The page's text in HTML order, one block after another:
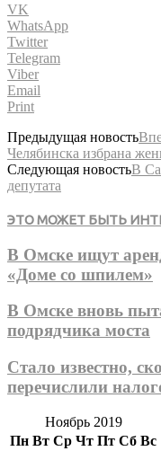
VK
WhatsApp
Twitter
Telegram
Viber
Email
Print
Предыдущая новость
Челябинска избрана
Следующая новостьВ
депутата
ЭТО МОЖЕТ БЫТЬ
В Омске ищут
«Доме со шпилем»
В Омске вновь
подрядчика моста
Стало известно,
перечислили
Ноябрь 2019
Пн Вт Ср Чт Пт Сб Вс